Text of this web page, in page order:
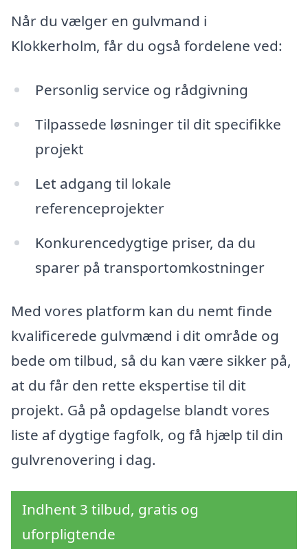
Når du vælger en gulvmand i
Klokkerholm, får du også fordelene ved:
Personlig service og rådgivning
Tilpassede løsninger til dit specifikke
projekt
Let adgang til lokale
referenceprojekter
Konkurencedygtige priser, da du
sparer på transportomkostninger
Med vores platform kan du nemt finde
kvalificerede gulvmænd i dit område og
bede om tilbud, så du kan være sikker på,
at du får den rette ekspertise til dit
projekt. Gå på opdagelse blandt vores
liste af dygtige fagfolk, og få hjælp til din
gulvrenovering i dag.
Indhent 3 tilbud, gratis og
uforpligtende